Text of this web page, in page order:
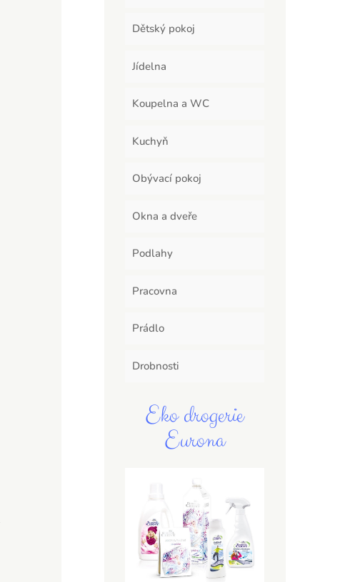
Dětský pokoj
Jídelna
Koupelna a WC
Kuchyň
Obývací pokoj
Okna a dveře
Podlahy
Pracovna
Prádlo
Drobnosti
Eko drogerie
Eurona